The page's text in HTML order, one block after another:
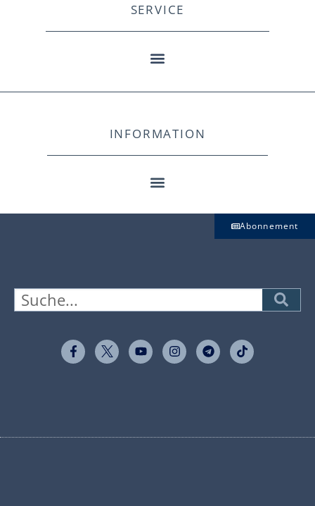
SERVICE
INFORMATION
Abonnement